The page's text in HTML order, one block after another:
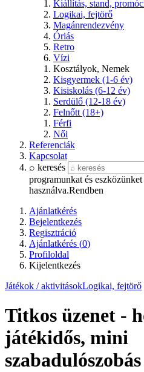
Kiállítás, stand,
Logikai, fejtörő
Magánrendezvény
Óriás
Retro
Vízi
Kosztályok, Nemek
Kisgyermek (1-6 év)
Kisiskolás (6-12 év)
Serdülő (12-18 év)
Felnőtt (18+)
Férfi
Női
Referenciák
Kapcsolat
⌕ keresés
programunkat és
használva.Rendben
Ajánlatkérés
Bejelentkezés
Regisztráció
Ajánlatkérés (0)
Profiloldal
Kijelentkezés
Játékok / aktivitásokLogikai, fejtörő
Titkos üzenet -
játékidős, mini